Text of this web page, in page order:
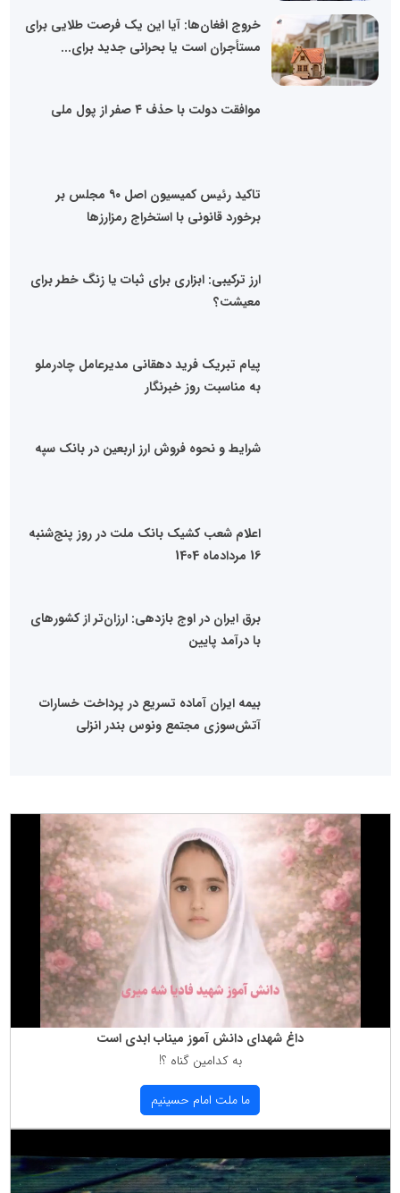
خروج افغان‌ها: آیا این یک فرصت طلایی برای
مستأجران است یا بحرانی جدید برای...
موافقت دولت با حذف ۴ صفر از پول ملی
تاکید رئیس کمیسیون اصل ۹۰ مجلس بر
برخورد قانونی با استخراج رمزارزها
ارز ترکیبی: ابزاری برای ثبات یا زنگ خطر برای
معیشت؟
پیام تبریک فرید دهقانی مدیرعامل چادرملو
به مناسبت روز خبرنگار
شرایط و نحوه فروش ارز اربعین در بانک سپه
اعلام شعب کشیک بانک ملت در روز پنج‌شنبه
16 مردادماه 1404
برق ایران در اوج بازدهی: ارزان‌تر از کشورهای
با درآمد پایین
بیمه ایران آماده تسریع در پرداخت خسارات
آتش‌سوزی مجتمع ونوس بندر انزلی
داغ شهدای دانش آموز میناب ابدی است
به كدامین گناه ؟!
ما ملت امام حسینیم